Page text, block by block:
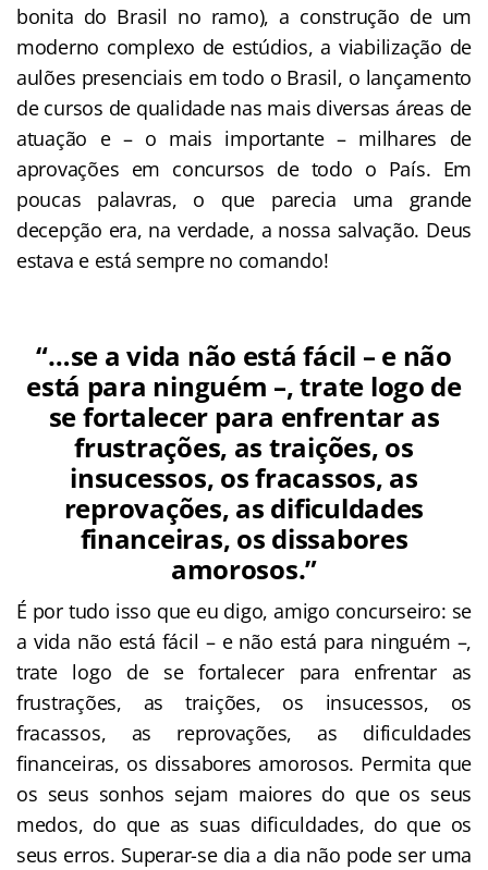
bonita do Brasil no ramo), a construção de um
moderno complexo de estúdios, a viabilização de
aulões presenciais em todo o Brasil, o lançamento
de cursos de qualidade nas mais diversas áreas de
atuação e – o mais importante – milhares de
aprovações em concursos de todo o País. Em
poucas palavras, o que parecia uma grande
decepção era, na verdade, a nossa salvação. Deus
estava e está sempre no comando!
“…se a vida não está fácil – e não
está para ninguém –, trate logo de
se fortalecer para enfrentar as
frustrações, as traições, os
insucessos, os fracassos, as
reprovações, as dificuldades
financeiras, os dissabores
amorosos.”
É por tudo isso que eu digo, amigo concurseiro: se
a vida não está fácil – e não está para ninguém –,
trate logo de se fortalecer para enfrentar as
frustrações, as traições, os insucessos, os
fracassos, as reprovações, as dificuldades
financeiras, os dissabores amorosos. Permita que
os seus sonhos sejam maiores do que os seus
medos, do que as suas dificuldades, do que os
seus erros. Superar-se dia a dia não pode ser uma